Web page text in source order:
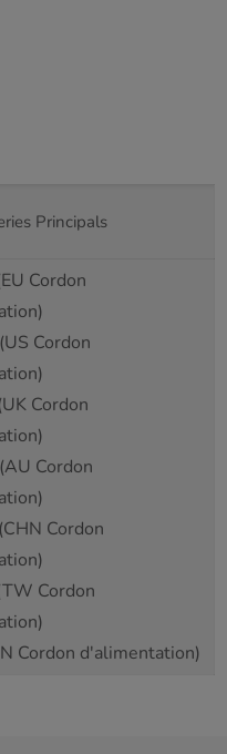
Principals
Cordon
Cordon
Cordon
Cordon
Cordon
Cordon
Cordon d'alimentation)